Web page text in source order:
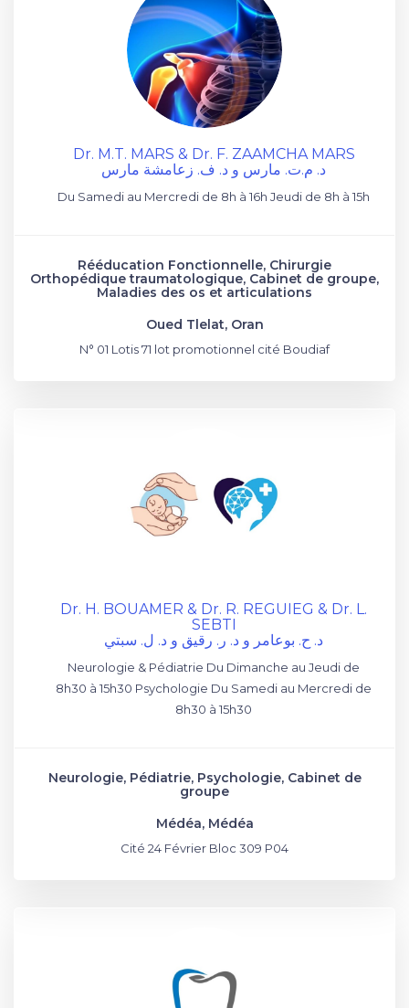
Dr. M.T. MARS & Dr. F. ZAAMCHA MARS
د. م.ت. مارس و د. ف. زعامشة مارس
Du Samedi au Mercredi de 8h à 16h Jeudi de 8h à 15h
Rééducation Fonctionnelle, Chirurgie
Orthopédique traumatologique, Cabinet de groupe,
Maladies des os et articulations
Oued Tlelat, Oran
N° 01 Lotis 71 lot promotionnel cité Boudiaf
Dr. H. BOUAMER & Dr. R. REGUIEG & Dr. L.
SEBTI
د. ح. بوعامر و د. ر. رقيق و د. ل. سبتي
Neurologie & Pédiatrie Du Dimanche au Jeudi de
8h30 à 15h30 Psychologie Du Samedi au Mercredi de
8h30 à 15h30
Neurologie, Pédiatrie, Psychologie, Cabinet de
groupe
Médéa, Médéa
Cité 24 Février Bloc 309 P04